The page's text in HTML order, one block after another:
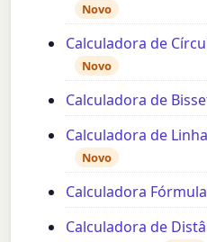
Novo
Calculadora de
Novo
Calculadora de
Calculadora de
Novo
Calculadora
Calculadora de